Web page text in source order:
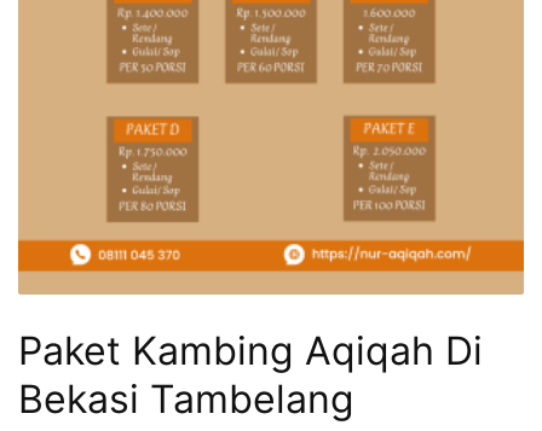
Paket Kambing Aqiqah Di
Bekasi Tambelang